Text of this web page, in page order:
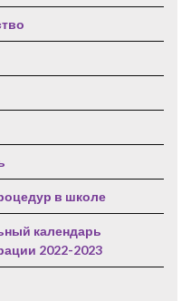
в школе
календарь
2022-2023